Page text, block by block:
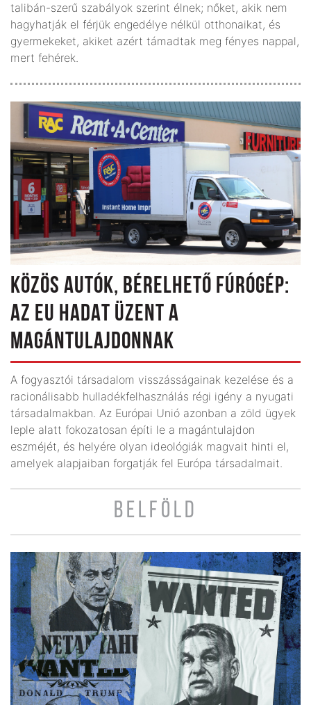
talibán-szerű szabályok szerint élnek; nőket, akik nem
hagyhatják el férjük engedélye nélkül otthonaikat, és
gyermekeket, akiket azért támadtak meg fényes nappal,
mert fehérek.
KÖZÖS AUTÓK, BÉRELHETŐ FÚRÓGÉP:
AZ EU HADAT ÜZENT A
MAGÁNTULAJDONNAK
A fogyasztói társadalom visszásságainak kezelése és a
racionálisabb hulladék­felhasználás régi igény a nyugati
társadalmakban. Az Európai Unió azonban a zöld ügyek
leple alatt fokozatosan építi le a magántulajdon
eszméjét, és helyére olyan ideológiák magvait hinti el,
amelyek alapjaiban forgatják fel Európa társadalmait.
BELFÖLD